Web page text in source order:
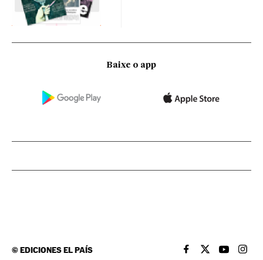
Baixe o app
©EDICIONES EL PAÍS EL PAÍS BRASIL EN
EL PAÍSEL PAÍS
EL